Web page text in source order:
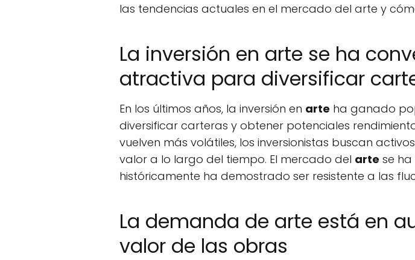
las tendencias actuales en el mercado del arte y
La inversión en arte se ha
atractiva para diversificar
En los últimos años, la inversión en arte ha ganado
diversificar carteras y obtener potenciales
vuelven más volátiles, los inversionistas buscan
valor a lo largo del tiempo. El mercado del arte se
históricamente ha demostrado ser resistente a las
La demanda de arte está en
valor de las obras